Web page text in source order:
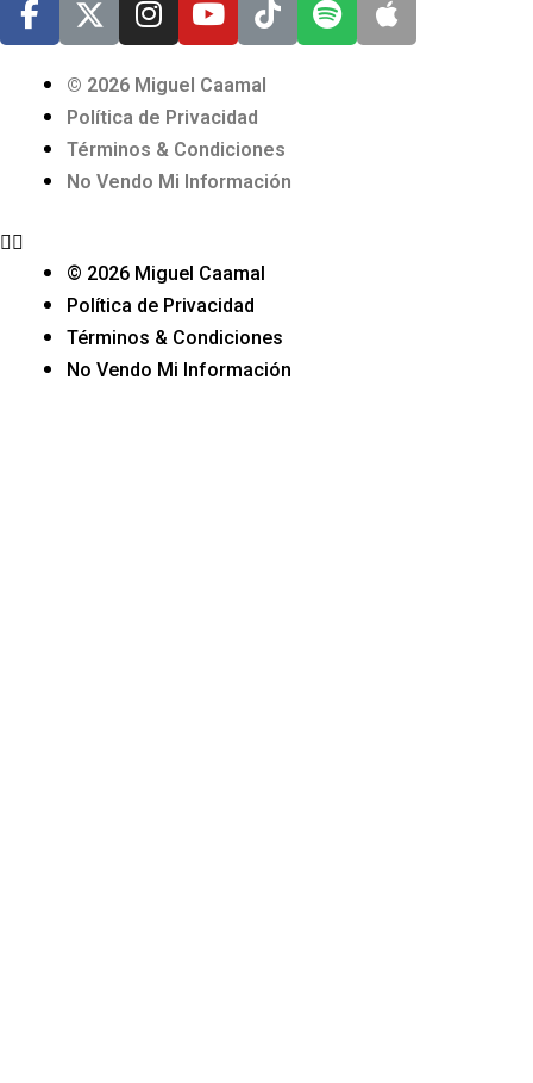
© 2026 Miguel Caamal
Política de Privacidad
Términos & Condiciones
No Vendo Mi Información
© 2026 Miguel Caamal
Política de Privacidad
Términos & Condiciones
No Vendo Mi Información